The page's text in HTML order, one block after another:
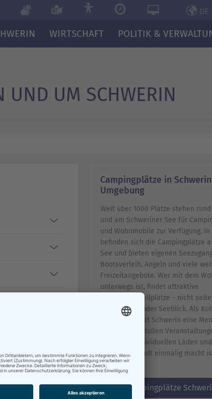
DE
WIRTSCHAFT POLITIK &
UND UM SCHWERIN
Campingplätze in
Umgebung
Weit über 1000 Plätze stehen
und am Schweriner See für
und Wohnmobile zur Verfügung. In
befinden sich die Campingplätze
See und bieten eigenen
Bootsverleih, Angeln und viele
Freizeitangebote. Wer mit dem
unterwegs ist, findet attraktive
Wohnmobilstellplätze - nicht
Schlossblick oder Seeblick. Als
des Landes hat Schwerin eine
und lockt mit tollen
mit vielen individuellen Läden
Was diese Stadt einmalig macht
Natur.
PDF Campingplätze